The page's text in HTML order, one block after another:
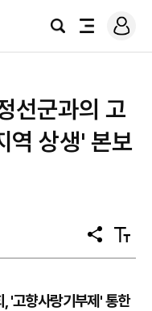
검
전
로
그
선군과의 고
역 상생' 본보
공
유
텍
스
기
, '고향사랑기부제' 통한